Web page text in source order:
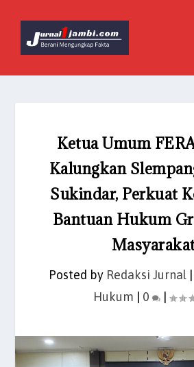
Ketua Umum
Kalungkan
Sukindar, Perkuat
Bantuan Hukum
Posted by Redaksi Jurnal
Hukum
0 |